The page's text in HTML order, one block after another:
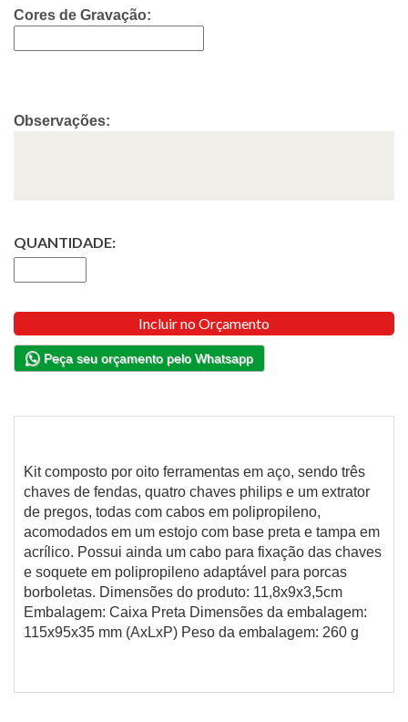
Cores de Gravação:
Observações:
QUANTIDADE:
Incluir no Orçamento
Peça seu orçamento pelo Whatsapp
Kit composto por oito ferramentas em aço, sendo três
chaves de fendas, quatro chaves philips e um extrator
de pregos, todas com cabos em polipropileno,
acomodados em um estojo com base preta e tampa em
acrílico. Possui ainda um cabo para fixação das chaves
e soquete em polipropileno adaptável para porcas
borboletas. Dimensões do produto: 11,8x9x3,5cm
Embalagem: Caixa Preta Dimensões da embalagem:
115x95x35 mm (AxLxP) Peso da embalagem: 260 g